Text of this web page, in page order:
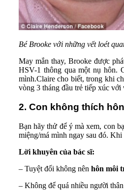
Bé Brooke với những vết loét
May mắn thay, Brooke được
HSV-1 thông qua một nụ hôn.
mình.Claire cho biết, trong khi
vòng 3 tháng đầu trẻ tiếp xúc
2. Con không thích
Bạn hãy thử để ý mà xem, con
miệng/má mình ngay sau đó.
Lời khuyên của bác sĩ:
– Tuyệt đối không nên hôn môi
– Không để quá nhiều người